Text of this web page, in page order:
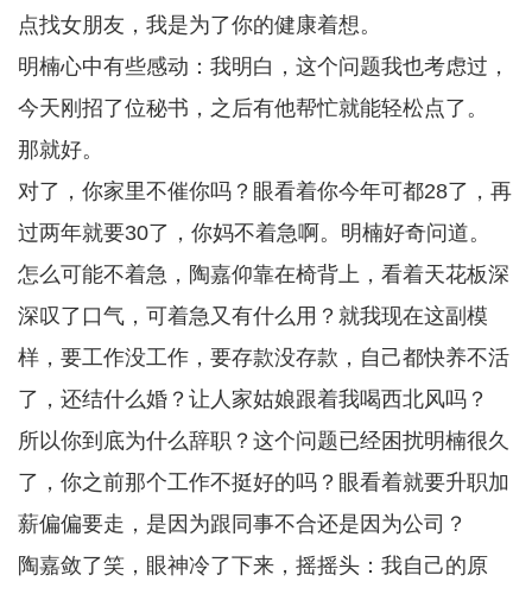
点找女朋友，我是为了你的健康着想。
明楠心中有些感动：我明白，这个问题我也考虑过，
今天刚招了位秘书，之后有他帮忙就能轻松点了。
那就好。
对了，你家里不催你吗？眼看着你今年可都28了，再
过两年就要30了，你妈不着急啊。明楠好奇问道。
怎么可能不着急，陶嘉仰靠在椅背上，看着天花板深
深叹了口气，可着急又有什么用？就我现在这副模
样，要工作没工作，要存款没存款，自己都快养不活
了，还结什么婚？让人家姑娘跟着我喝西北风吗？
所以你到底为什么辞职？这个问题已经困扰明楠很久
了，你之前那个工作不挺好的吗？眼看着就要升职加
薪偏偏要走，是因为跟同事不合还是因为公司？
陶嘉敛了笑，眼神冷了下来，摇摇头：我自己的原